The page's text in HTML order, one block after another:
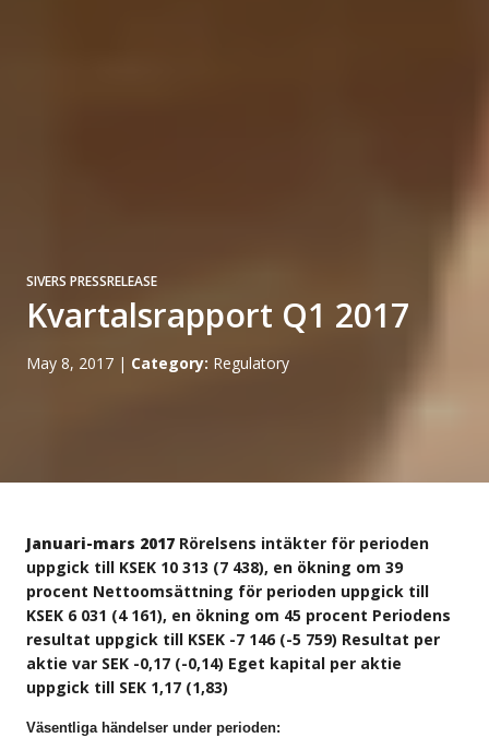
SIVERS PRESSRELEASE
Kvartalsrapport Q1 2017
May 8, 2017 | Category: Regulatory
Januari-mars 2017 Rörelsens intäkter för perioden
uppgick till KSEK 10 313 (7 438), en ökning om 39
procent Nettoomsättning för perioden uppgick till
KSEK 6 031 (4 161), en ökning om 45 procent Periodens
resultat uppgick till KSEK -7 146 (-5 759) Resultat per
aktie var SEK -0,17 (-0,14) Eget kapital per aktie
uppgick till SEK 1,17 (1,83)
Väsentliga händelser under perioden: